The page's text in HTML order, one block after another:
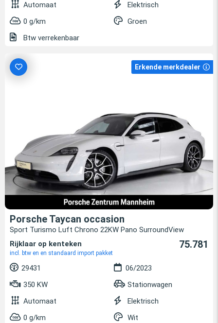
Automaat
Elektrisch
0 g/km
Groen
Btw verrekenbaar
Erkende merkdealer
Porsche Taycan occasion
Sport Turismo Luft Chrono 22KW Pano SurroundView
Rijklaar op kenteken
incl. btw en en standaard import pakket
75.781
29431
06/2023
350 KW
Stationwagen
Automaat
Elektrisch
0 g/km
Wit